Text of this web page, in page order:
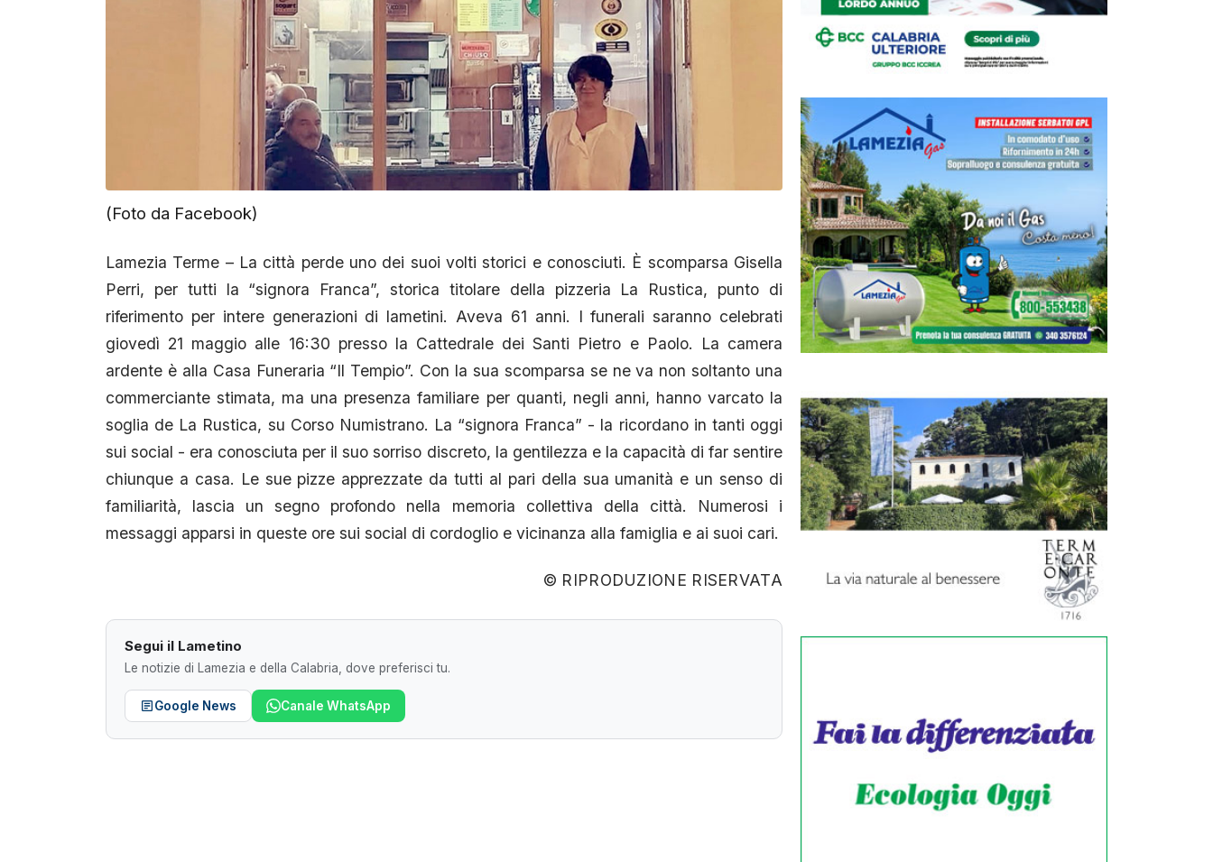
(Foto da Facebook)
Lamezia Terme – La città perde uno dei suoi volti storici e conosciuti. È scomparsa Gisella
Perri, per tutti la “signora Franca”, storica titolare della pizzeria La Rustica, punto di
riferimento per intere generazioni di lametini. Aveva 61 anni. I funerali saranno celebrati
giovedì 21 maggio alle 16:30 presso la Cattedrale dei Santi Pietro e Paolo. La camera
ardente è alla Casa Funeraria “Il Tempio”. Con la sua scomparsa se ne va non soltanto una
commerciante stimata, ma una presenza familiare per quanti, negli anni, hanno varcato la
soglia de La Rustica, su Corso Numistrano. La “signora Franca” - la ricordano in tanti oggi
sui social - era conosciuta per il suo sorriso discreto, la gentilezza e la capacità di far sentire
chiunque a casa. Le sue pizze apprezzate da tutti al pari della sua umanità e un senso di
familiarità, lascia un segno profondo nella memoria collettiva della città. Numerosi i
messaggi apparsi in queste ore sui social di cordoglio e vicinanza alla famiglia e ai suoi cari.
© RIPRODUZIONE RISERVATA
Segui il Lametino
Le notizie di Lamezia e della Calabria, dove preferisci tu.
Google News Canale WhatsApp